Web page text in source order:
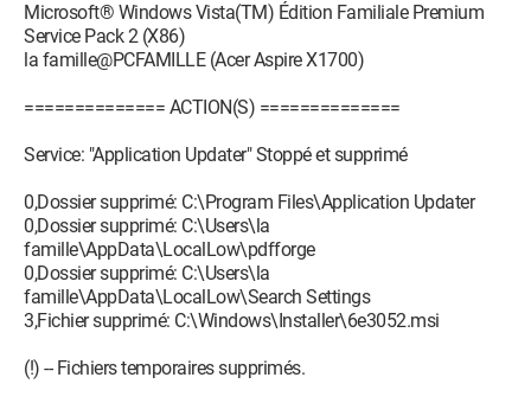
Microsoft® Windows Vista(TM) Édition Familiale Premium
Service Pack 2 (X86)
la famille@PCFAMILLE (Acer Aspire X1700)
============== ACTION(S) ==============
Service: "Application Updater" Stoppé et supprimé
0,Dossier supprimé: C:\Program Files\Application Updater
0,Dossier supprimé: C:\Users\la
famille\AppData\LocalLow\pdfforge
0,Dossier supprimé: C:\Users\la
famille\AppData\LocalLow\Search Settings
3,Fichier supprimé: C:\Windows\Installer\6e3052.msi
(!) -- Fichiers temporaires supprimés.